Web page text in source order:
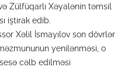
Zülfüqarlı Xəyalənin təmsil
iştirak edib.
Xəlil İsmayılov son dövrlər
yenilənməsi, o
cəlb edilməsi